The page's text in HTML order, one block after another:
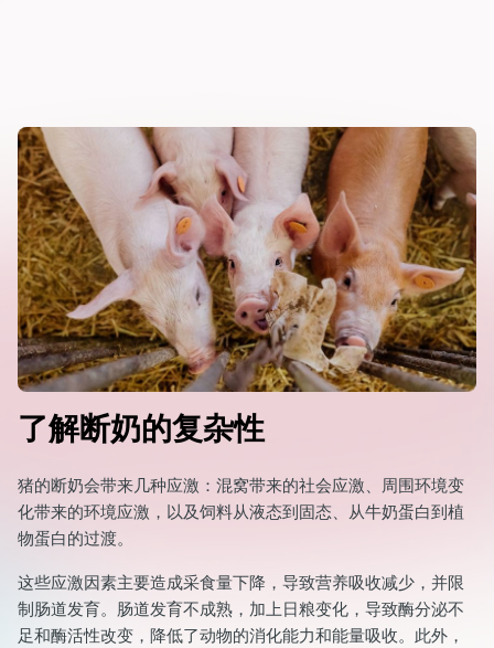
了解断奶的复杂性
猪的断奶会带来几种应激：混窝带来的社会应激、周围环境变
化带来的环境应激，以及饲料从液态到固态、从牛奶蛋白到植
物蛋白的过渡。
这些应激因素主要造成采食量下降，导致营养吸收减少，并限
制肠道发育。肠道发育不成熟，加上日粮变化，导致酶分泌不
足和酶活性改变，降低了动物的消化能力和能量吸收。此外，